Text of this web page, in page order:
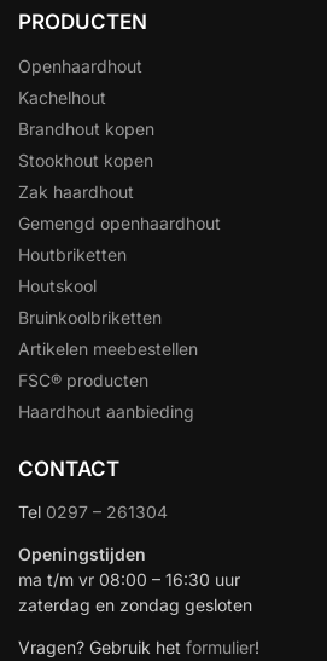
PRODUCTEN
Openhaardhout
Kachelhout
Brandhout kopen
Stookhout kopen
Zak haardhout
Gemengd openhaardhout
Houtbriketten
Houtskool
Bruinkoolbriketten
Artikelen meebestellen
FSC® producten
Haardhout aanbieding
CONTACT
Tel 0297 – 261304
Openingstijden
ma t/m vr 08:00 – 16:30 uur
zaterdag en zondag gesloten
Vragen? Gebruik het formulier!